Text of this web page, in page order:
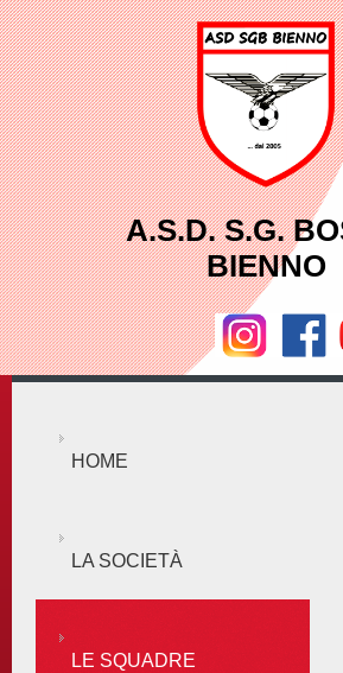
A.S.D. S.G.
BIENNO
HOME
LA SOCIETÀ
LE SQUADRE